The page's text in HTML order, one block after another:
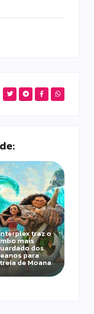
traz o
mais
dos
para
de Moana